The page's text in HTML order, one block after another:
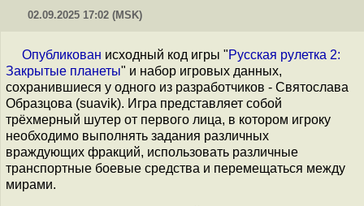
02.09.2025 17:02 (MSK)
Опубликован исходный код игры "Русская рулетка 2:
Закрытые планеты" и набор игровых данных,
сохранившиеся у одного из разработчиков - Святослава
Образцова (suavik). Игра представляет собой
трёхмерный шутер от первого лица, в котором игроку
необходимо выполнять задания различных
враждующих фракций, использовать различные
транспортные боевые средства и перемещаться между
мирами.